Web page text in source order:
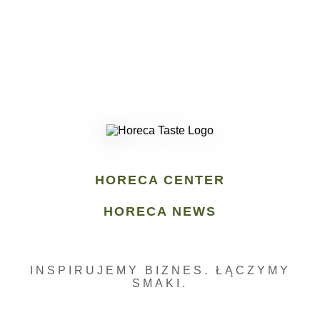
HORECA CENTER
HORECA NEWS
INSPIRUJEMY BIZNES. ŁĄCZYMY
SMAKI.